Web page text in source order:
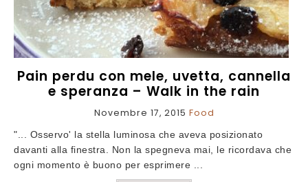
Pain perdu con mele, uvetta, cannella
e speranza – Walk in the rain
Novembre 17, 2015 Food
"... Osservo' la stella luminosa che aveva posizionato
davanti alla finestra. Non la spegneva mai, le ricordava che
ogni momento è buono per esprimere ...